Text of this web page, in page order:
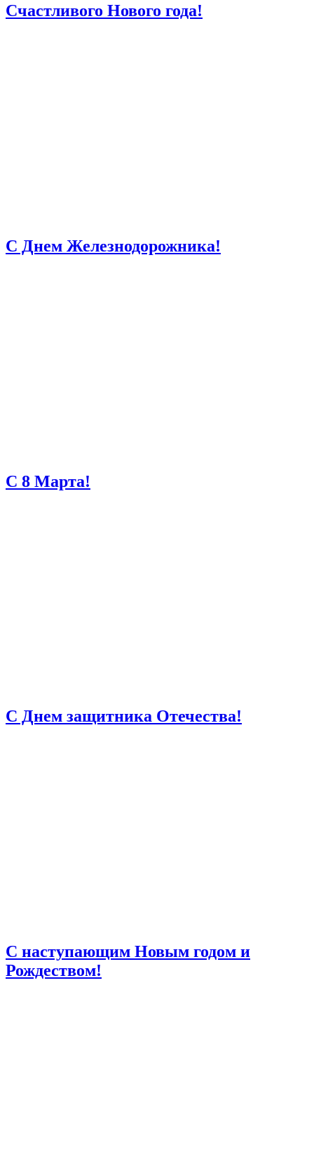
Счастливого Нового года!
С Днем Железнодорожника!
С 8 Марта!
С Днем защитника Отечества!
C наступающим Новым годом и
Рождеством!